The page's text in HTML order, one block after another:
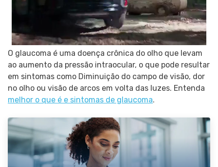
O glaucoma é uma doença crônica do olho que levam
ao aumento da pressão intraocular, o que pode resultar
em sintomas como Diminuição do campo de visão, dor
no olho ou visão de arcos em volta das luzes. Entenda
melhor o que é e sintomas de glaucoma.